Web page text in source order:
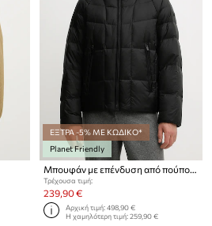
ΕΞΤΡΑ -5% ΜΕ ΚΩΔΙΚΟ*
Planet Friendly
Μπουφάν με επένδυση από πούπουλα BOSS Bashinah
Τρέχουσα τιμή:
239,90 €
Αρχική τιμή:498,90 €
Η χαμηλότερη τιμή:259,90 €